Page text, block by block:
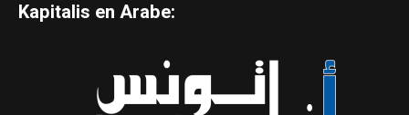
Kapitalis en Arabe: